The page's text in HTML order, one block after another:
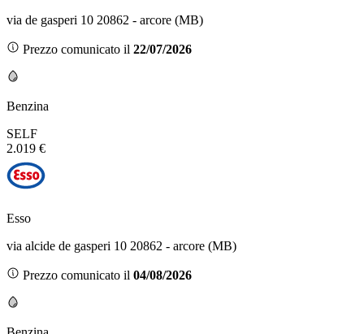
via de gasperi 10 20862 - arcore (MB)
Prezzo comunicato il 22/07/2026
Benzina
SELF
2.019 €
Esso
via alcide de gasperi 10 20862 - arcore (MB)
Prezzo comunicato il 04/08/2026